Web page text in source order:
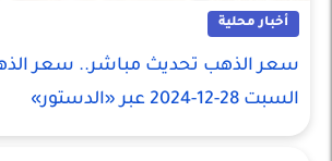
أخبار محلية
سعر الذهب تحديث مباشر.. سعر
السبت 28-12-2024 عبر «الدستور»